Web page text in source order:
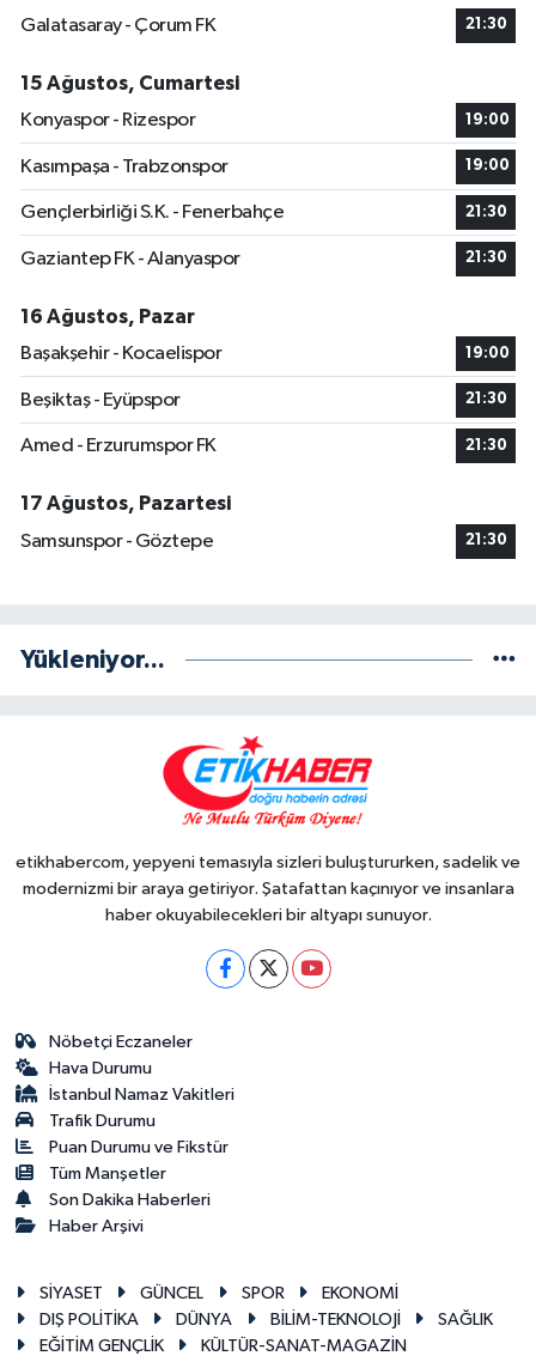
Galatasaray - Çorum FK
21:30
15 Ağustos, Cumartesi
Konyaspor - Rizespor
19:00
Kasımpaşa - Trabzonspor 19:00
Gençlerbirliği S.K. - Fenerbahçe 21:30
Gaziantep FK - Alanyaspor 21:30
16 Ağustos, Pazar
Başakşehir - Kocaelispor
19:00
Beşiktaş - Eyüpspor 21:30
Amed - Erzurumspor FK 21:30
17 Ağustos, Pazartesi
Samsunspor - Göztepe
21:30
Yükleniyor...
etikhabercom, yepyeni temasıyla sizleri buluştururken, sadelik ve
modernizmi bir araya getiriyor. Şatafattan kaçınıyor ve insanlara
haber okuyabilecekleri bir altyapı sunuyor.
Nöbetçi Eczaneler
Hava Durumu
İstanbul Namaz Vakitleri
Trafik Durumu
Puan Durumu ve Fikstür
Tüm Manşetler
Son Dakika Haberleri
Haber Arşivi
SİYASET GÜNCEL SPOR
EKONOMİ
DIŞ POLİTİKA
DÜNYA BİLİM-TEKNOLOJİ
SAĞLIK
EĞİTİM GENÇLİK
KÜLTÜR-SANAT-MAGAZİN